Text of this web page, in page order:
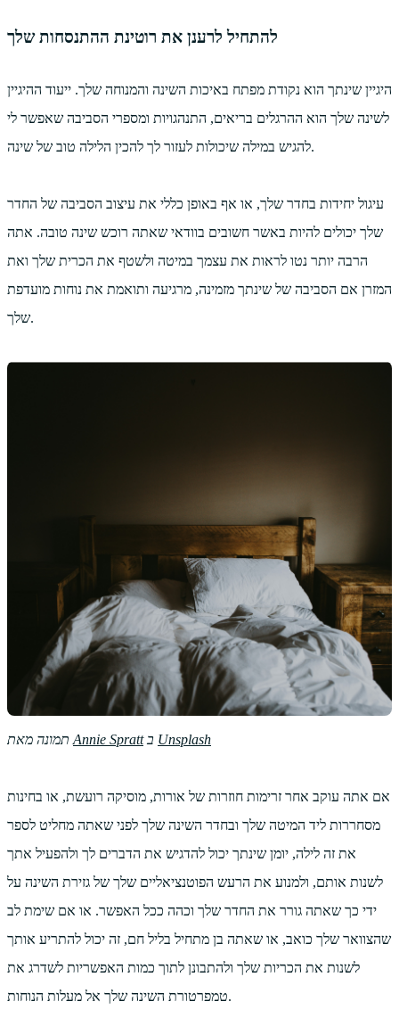
להתחיל לרענן את רוטינת ההתנסחות שלך
היגיין שינתך הוא נקודת מפתח באיכות השינה והמנוחה שלך. ייעוד ההיגיין
לשינה שלך הוא ההרגלים בריאים, התנהגויות ומספרי הסביבה שאפשר לי
להגיש במילה שיכולות לעזור לך להכין הלילה טוב של שינה.
עיגול יחידות בחדר שלך, או אף באופן כללי את עיצוב הסביבה של החדר
שלך יכולים להיות באשר חשובים בוודאי שאתה רוכש שינה טובה. אתה
הרבה יותר נטו לראות את עצמך במיטה ולשטף את הכרית שלך ואת
המזרן אם הסביבה של שינתך מזמינה, מרגיעה ותואמת את נוחות מועדפת
שלך.
תמונה מאת Annie Spratt ב Unsplash
אם אתה עוקב אחר זרימות חוזרות של אורות, מוסיקה רועשת, או בחינות
מסחררות ליד המיטה שלך ובחדר השינה שלך לפני שאתה מחליט לספר
את זה לילה, יומן שינתך יכול להדגיש את הדברים לך ולהפעיל אתך
לשנות אותם, ולמנוע את הרעש הפוטנציאליים שלך של גזירת השינה על
ידי כך שאתה גורר את החדר שלך וכהה ככל האפשר. או אם שימת לב
שהצוואר שלך כואב, או שאתה בן מתחיל בליל חם, זה יכול להתריע אותך
לשנות את הכריות שלך ולהתבונן לתוך כמות האפשריות לשדרג את
טמפרטורת השינה שלך אל מעלות הנוחות.